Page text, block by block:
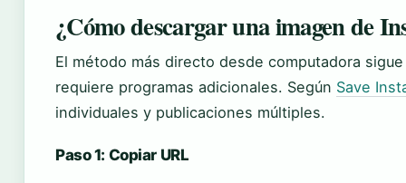
¿Cómo descargar una imagen de
El método más directo desde computadora
requiere programas adicionales. Según Save
individuales y publicaciones múltiples.
Paso 1: Copiar URL